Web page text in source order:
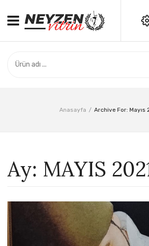
ANASAYFA
ADANA CEYHAN SERI
No products in the
Anasayfa / Archive For: Mayıs
Ay: MAYIS